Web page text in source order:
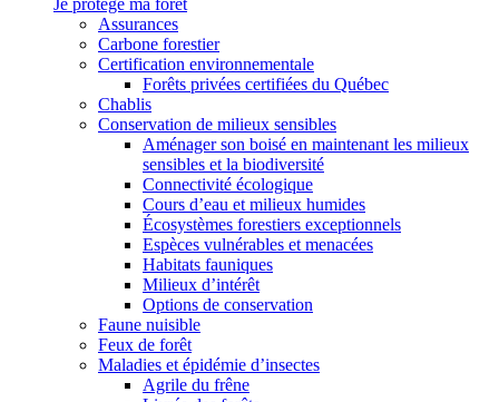
Je protège ma forêt
Assurances
Carbone forestier
Certification environnementale
Forêts privées certifiées du Québec
Chablis
Conservation de milieux sensibles
Aménager son boisé en maintenant les milieux
sensibles et la biodiversité
Connectivité écologique
Cours d’eau et milieux humides
Écosystèmes forestiers exceptionnels
Espèces vulnérables et menacées
Habitats fauniques
Milieux d’intérêt
Options de conservation
Faune nuisible
Feux de forêt
Maladies et épidémie d’insectes
Agrile du frêne